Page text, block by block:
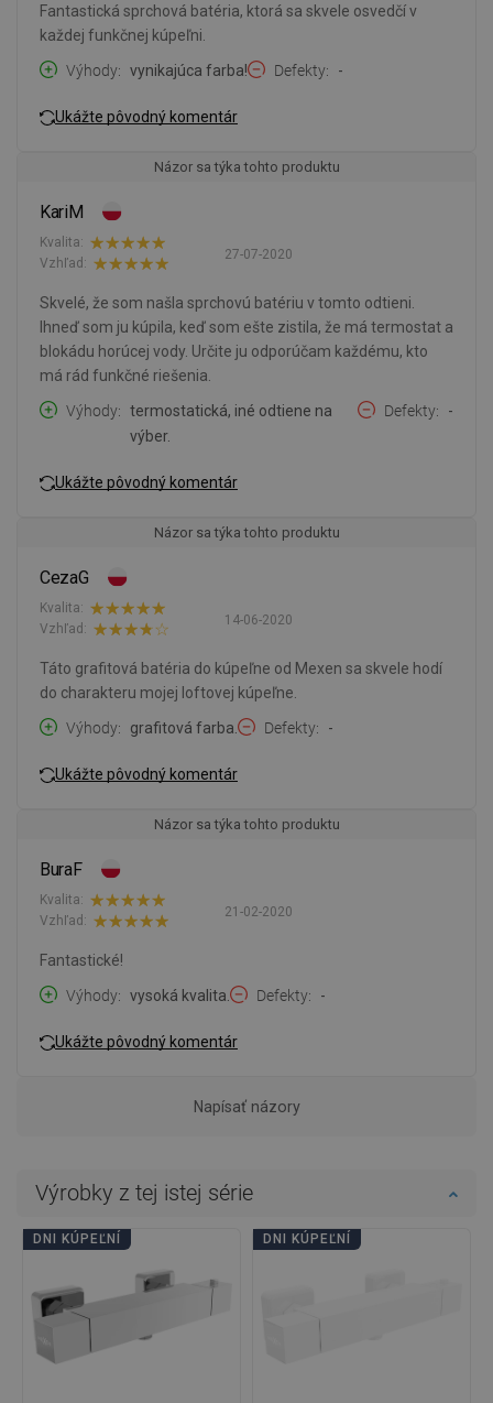
Fantastická sprchová batéria, ktorá sa skvele osvedčí v
každej funkčnej kúpeľni.
Výhody
vynikajúca farba! Defekty -
Ukážte pôvodný komentár
Názor sa týka tohto produktu
KariM
27-07-2020
Kvalita:
Vzhľad:
Skvelé, že som našla sprchovú batériu v tomto odtieni.
Ihneď som ju kúpila, keď som ešte zistila, že má termostat a
blokádu horúcej vody. Určite ju odporúčam každému, kto
má rád funkčné riešenia.
Výhody
termostatická, iné odtiene na
výber.
Defekty -
Ukážte pôvodný komentár
Názor sa týka tohto produktu
CezaG
14-06-2020
Kvalita:
Vzhľad:
Táto grafitová batéria do kúpeľne od Mexen sa skvele hodí
do charakteru mojej loftovej kúpeľne.
Výhody
grafitová farba. Defekty -
Ukážte pôvodný komentár
Názor sa týka tohto produktu
BuraF
21-02-2020
Kvalita:
Vzhľad:
Fantastické!
Výhody
vysoká kvalita. Defekty -
Ukážte pôvodný komentár
Napísať názory
Výrobky z tej istej série
DNI KÚPEĽNÍ DNI KÚPEĽNÍ